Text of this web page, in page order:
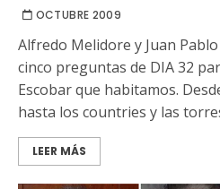
OCTUBRE 2009
Alfredo Melidore y Juan
cinco preguntas de DIA 32
Escobar que habitamos.
hasta los countries y las
LEER MÁS